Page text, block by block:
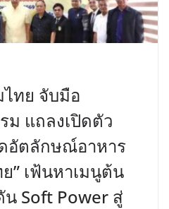
ทย จับมือ
ม แถลงเปิดตัว
อัตลักษณ์อาหาร
” เฟ้นหาเมนูต้น
Soft Power สู่